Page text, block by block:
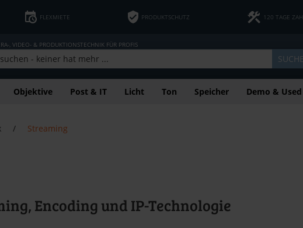
FLEXMIETE PRODUKTSCHUTZ 120 TAGE
, VIDEO- & PRODUKTIONSTECHNIK FÜR PROFIS
Objektive Post & IT Licht Ton Speicher Demo & Used
/ Streaming
Encoding und IP-Technologie